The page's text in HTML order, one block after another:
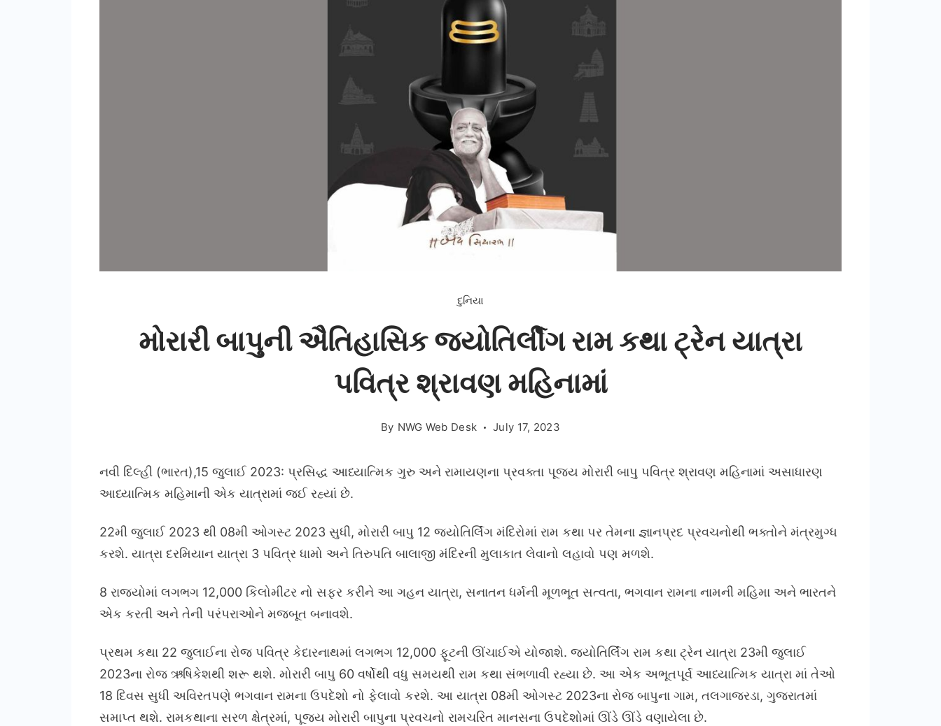
દુનિયા
મોરારી બાપુની ઐતિહાસિક જ્યોતિર્લીંગ રામ કથા ટ્રેન યાત્રા
પવિત્ર શ્રાવણ મહિનામાં
By NWG Web Desk July 17, 2023
નવી દિલ્હી (ભારત),15 જુલાઈ 2023: પ્રસિદ્ધ આધ્યાત્મિક ગુરુ અને રામાયણના પ્રવક્તા પૂજ્ય મોરારી બાપુ પવિત્ર શ્રાવણ મહિનામાં અસાધારણ
આધ્યાત્મિક મહિમાની એક યાત્રામાં જઈ રહ્યાં છે.
22મી જુલાઈ 2023 થી 08મી ઓગસ્ટ 2023 સુધી, મોરારી બાપુ 12 જ્યોતિર્લિંગ મંદિરોમાં રામ કથા પર તેમના જ્ઞાનપ્રદ પ્રવચનોથી ભક્તોને મંત્રમુગ્ધ
કરશે. યાત્રા દરમિયાન યાત્રા 3 પવિત્ર ધામો અને તિરુપતિ બાલાજી મંદિરની મુલાકાત લેવાનો લહાવો પણ મળશે.
8 રાજ્યોમાં લગભગ 12,000 કિલોમીટર નો સફર કરીને આ ગહન યાત્રા, સનાતન ધર્મની મૂળભૂત સત્વતા, ભગવાન રામના નામની મહિમા અને ભારતને
એક કરતી અને તેની પરંપરાઓને મજબૂત બનાવશે.
પ્રથમ કથા 22 જુલાઈના રોજ પવિત્ર કેદારનાથમાં લગભગ 12,000 ફૂટની ઊંચાઈએ યોજાશે. જ્યોતિર્લિંગ રામ કથા ટ્રેન યાત્રા 23મી જુલાઈ
2023ના રોજ ઋષિકેશથી શરૂ થશે. મોરારી બાપુ 60 વર્ષોથી વધુ સમયથી રામ કથા સંભળાવી રહ્યા છે. આ એક અભૂતપૂર્વ આધ્યાત્મિક યાત્રા માં તેઓ
18 દિવસ સુધી અવિરતપણે ભગવાન રામના ઉપદેશો નો ફેલાવો કરશે. આ યાત્રા 08મી ઓગસ્ટ 2023ના રોજ બાપુના ગામ, તલગાજરડા, ગુજરાતમાં
સમાપ્ત થશે. રામકથાના સરળ ક્ષેત્રમાં, પૂજ્ય મોરારી બાપુના પ્રવચનો રામચરિત માનસના ઉપદેશોમાં ઊંડે ઊંડે વણાયેલા છે.